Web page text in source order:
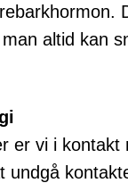
altid kan
er vi i